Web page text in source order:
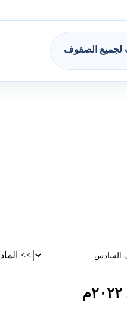
لجميع الصفوف
>>